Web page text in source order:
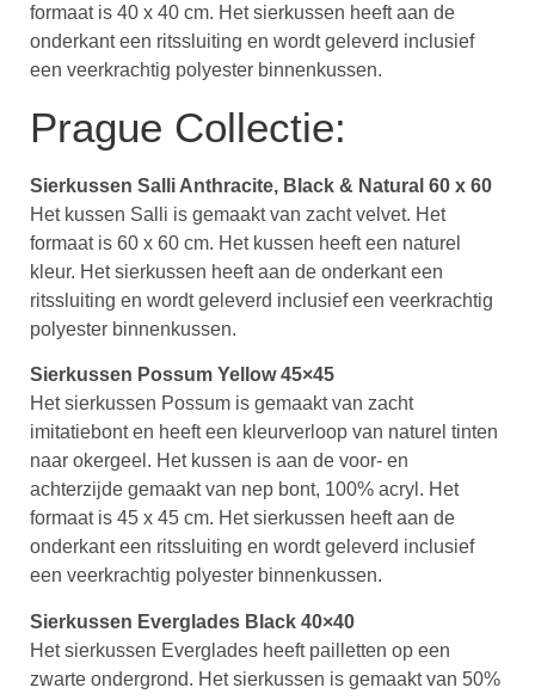
formaat is 40 x 40 cm. Het sierkussen heeft aan de
onderkant een ritssluiting en wordt geleverd inclusief
een veerkrachtig polyester binnenkussen.
Prague Collectie:
Sierkussen Salli Anthracite, Black & Natural 60 x 60
Het kussen Salli is gemaakt van zacht velvet. Het
formaat is 60 x 60 cm. Het kussen heeft een naturel
kleur. Het sierkussen heeft aan de onderkant een
ritssluiting en wordt geleverd inclusief een veerkrachtig
polyester binnenkussen.
Sierkussen Possum Yellow 45×45
Het sierkussen Possum is gemaakt van zacht
imitatiebont en heeft een kleurverloop van naturel tinten
naar okergeel. Het kussen is aan de voor- en
achterzijde gemaakt van nep bont, 100% acryl. Het
formaat is 45 x 45 cm. Het sierkussen heeft aan de
onderkant een ritssluiting en wordt geleverd inclusief
een veerkrachtig polyester binnenkussen.
Sierkussen Everglades Black 40×40
Het sierkussen Everglades heeft pailletten op een
zwarte ondergrond. Het sierkussen is gemaakt van 50%